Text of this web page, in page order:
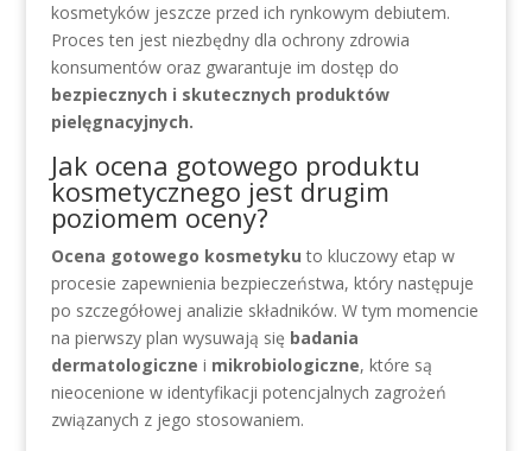
kosmetyków jeszcze przed ich rynkowym debiutem.
Proces ten jest niezbędny dla ochrony zdrowia
konsumentów oraz gwarantuje im dostęp do
bezpiecznych i skutecznych produktów
pielęgnacyjnych.
Jak ocena gotowego produktu
kosmetycznego jest drugim
poziomem oceny?
Ocena gotowego kosmetyku to kluczowy etap w
procesie zapewnienia bezpieczeństwa, który następuje
po szczegółowej analizie składników. W tym momencie
na pierwszy plan wysuwają się badania
dermatologiczne i mikrobiologiczne, które są
nieocenione w identyfikacji potencjalnych zagrożeń
związanych z jego stosowaniem.